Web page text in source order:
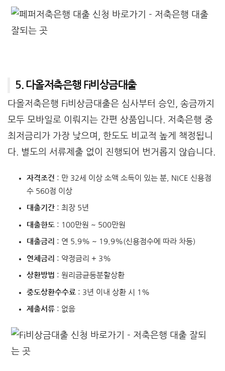
5. 다올저축은행 Fi비상금대출
다올저축은행 Fi비상금대출은 심사부터 승인, 송금까지
모두 모바일로 이뤄지는 간편 상품입니다. 저축은행 중
최저금리가 가장 낮으며, 한도도 비교적 높게 책정됩니
다. 별도의 서류제출 없이 진행되어 번거롭지 않습니다.
자격조건 : 만 32세 이상 소액 소득이 있는 분, NICE 신용점
수 560점 이상
대출기간: 최장 5년
대출한도 : 100만원 ~ 500만원
대출금리 : 연 5.9% ~ 19.9%(신용점수에 따라 차등)
연체금리 : 약정금리 + 3%
상환방법 : 원리금균등분할상환
중도상환수수료 : 3년 이내 상환 시 1%
제출서류: 없음